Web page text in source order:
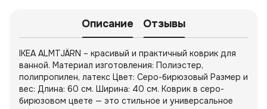
Описание Отзывы
IKEA ALMTJÄRN – красивый и практичный коврик для
ванной. Материал изготовления: Полиэстер,
полипропилен, латекс Цвет: Серо-бирюзовый Размер и
вес: Длина: 60 см. Ширина: 40 см. Коврик в серо-
бирюзовом цвете — это стильное и универсальное